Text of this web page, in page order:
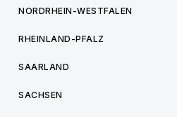
NORDRHEIN-WESTFALEN
RHEINLAND-PFALZ
SAARLAND
SACHSEN